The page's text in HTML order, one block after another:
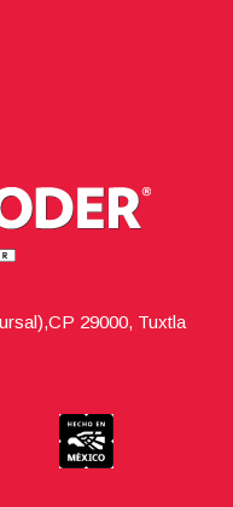
29000, Tuxtla